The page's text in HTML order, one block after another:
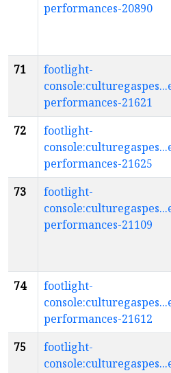
performances-20890
71
footlight-
performances-21621
72
footlight-
performances-21625
73
footlight-
performances-21109
74
footlight-
performances-21612
75
footlight-